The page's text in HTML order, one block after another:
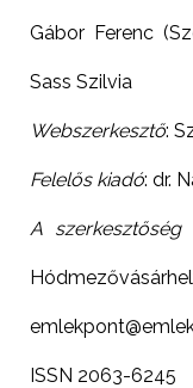
Gábor Ferenc
Sass Szilvia
Webszerkesztő:
Felelős kiadó: dr.
A szerkesztőség
ISSN 2063-6245